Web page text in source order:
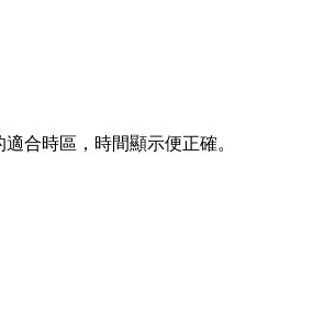
合時區，時間顯示便正確。